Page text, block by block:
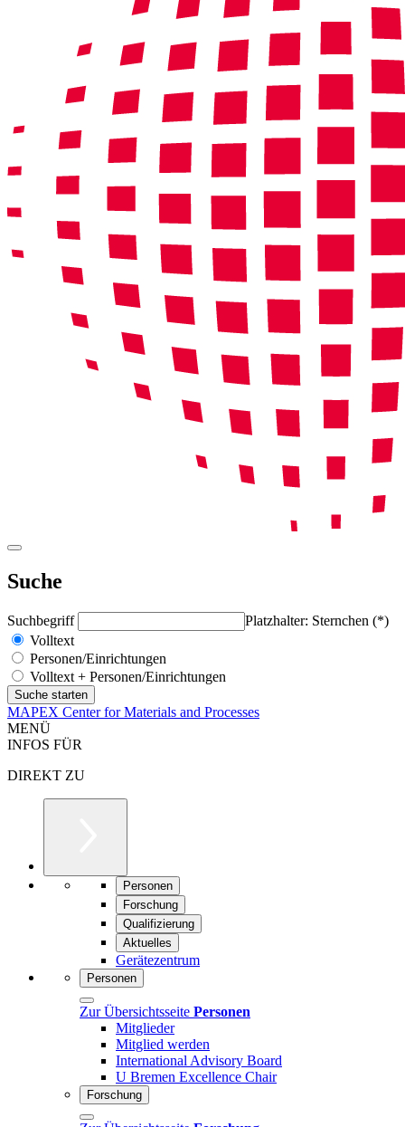
Suche
Suchbegriff
Platzhalter: Sternchen (*)
Volltext
Personen/Einrichtungen
Volltext + Personen/Einrichtungen
MAPEX Center for Materials and Processes
MENÜ
INFOS FÜR
DIREKT ZU
Personen
Forschung
Qualifizierung
Aktuelles
Gerätezentrum
Personen
Zur Übersichtsseite Personen
Mitglieder
Mitglied werden
International Advisory Board
U Bremen Excellence Chair
Forschung